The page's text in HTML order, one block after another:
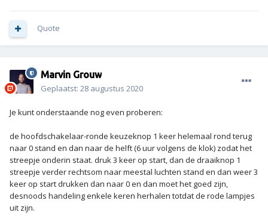
Quote
Marvin Grouw
Geplaatst: 28 augustus 2020
Je kunt onderstaande nog even proberen:
de hoofdschakelaar-ronde keuzeknop 1 keer helemaal rond terug
naar 0 stand en dan naar de helft (6 uur volgens de klok) zodat het
streepje onderin staat. druk 3 keer op start, dan de draaiknop 1
streepje verder rechtsom naar meestal luchten stand en dan weer 3
keer op start drukken dan naar 0 en dan moet het goed zijn,
desnoods handeling enkele keren herhalen totdat de rode lampjes
uit zijn.